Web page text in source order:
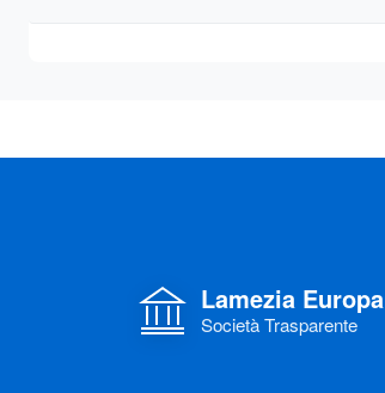
Lamezia
Società Trasparente